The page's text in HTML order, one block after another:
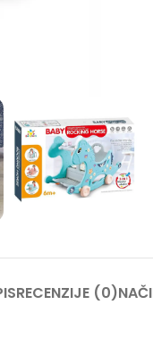
RECENZIJE (0)